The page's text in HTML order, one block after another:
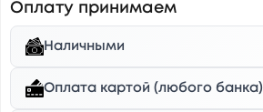
Оплату принимаем
Наличными
Оплата картой (любого банка)